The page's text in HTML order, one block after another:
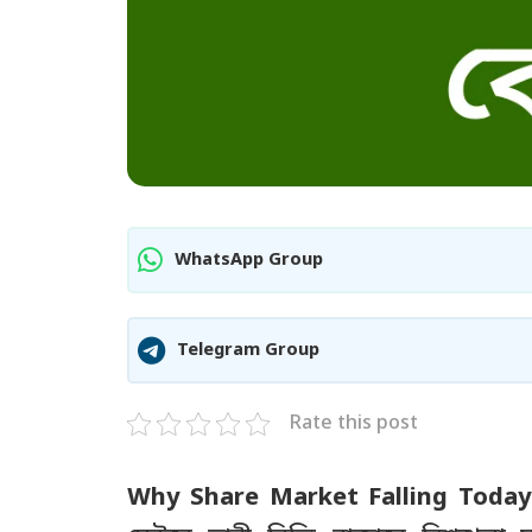
WhatsApp Group
Telegram Group
Rate this post
Why Share Market Falling Today